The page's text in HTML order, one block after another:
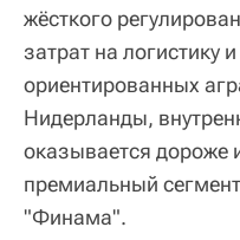
жёсткого
затрат на логистику
ориентированных
Нидерланды,
оказывается дороже
премиальный
"Финама".